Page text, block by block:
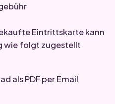
Eintrittskarte kann
wie folgt zugestellt
als PDF per Email